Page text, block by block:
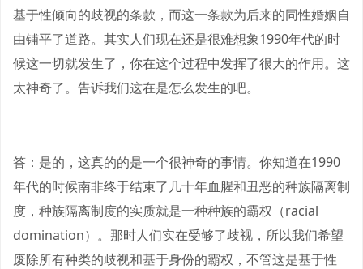
基于性倾向的歧视的条款，而这一条款为后来的同性婚姻自
由铺平了道路。其实人们现在还是很难想象1990年代的时
候这一切就发生了，你在这个过程中发挥了很大的作用。这
太神奇了。告诉我们这在是怎么发生的吧。
答：是的，这真的的是一个很神奇的事情。你知道在1990
年代的时候南非终于结束了几十年血腥和丑恶的种族隔离制
度，种族隔离制度的实质就是一种种族的霸权（racial
domination）。那时人们实在受够了歧视，所以我们希望
废除所有种类的歧视和基于身份的霸权，不管这是基于性